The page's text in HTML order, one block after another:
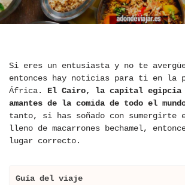
Si eres un entusiasta y no te
entonces hay noticias para ti en la
África. El Cairo, la capital egipcia
amantes de la comida de todo el
tanto, si has soñado con sumergirte
lleno de macarrones bechamel,
lugar correcto.
Guía del viaje